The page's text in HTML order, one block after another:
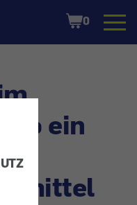
Shopping
Cart
0
ein